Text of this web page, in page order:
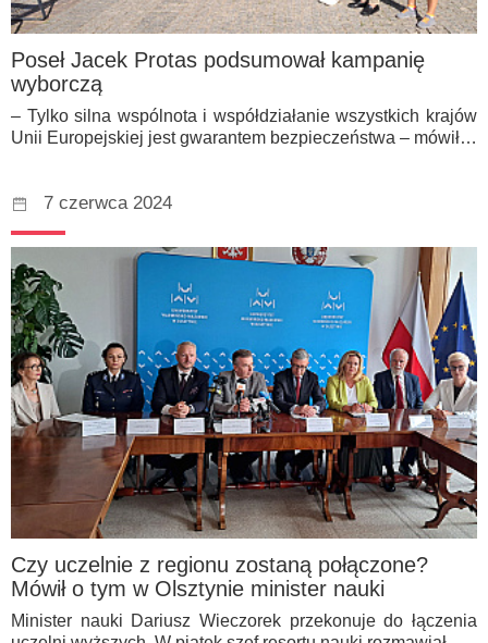
Poseł Jacek Protas podsumował kampanię
wyborczą
– Tylko silna wspólnota i współdziałanie wszystkich krajów
Unii Europejskiej jest gwarantem bezpieczeństwa – mówił…
7 czerwca 2024
Czy uczelnie z regionu zostaną połączone?
Mówił o tym w Olsztynie minister nauki
Minister nauki Dariusz Wieczorek przekonuje do łączenia